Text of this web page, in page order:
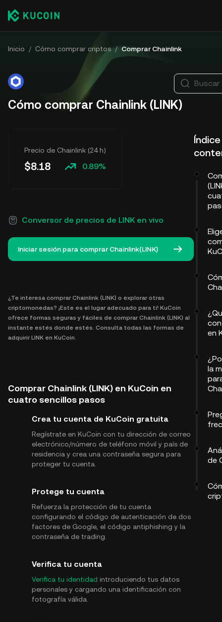
Inicio / Cómo comprar criptos / Comprar Chainlink
Cómo comprar Chainlink (LINK)
Precio de Chainlink (24 h)
$8.18 0.89%
Conversor de precios de LINK en vivo
Iniciar sesión para comprar Chainlink(LINK)
¿Te interesa comprar Chainlink (LINK) o explorar otras
criptomonedas? ¡Este es el lugar adecuado para ti! KuCoin
ofrece formas seguras y fáciles de comprar Chainlink (LINK) al
instante estés donde estés. Consulta todas las formas de
adquirir LINK en KuCoin.
Comprar Chainlink (LINK) en KuCoin en
cuatro sencillos pasos
Crea tu cuenta de KuCoin gratuita
Regístrate en KuCoin con tu dirección de correo
electrónico/número de teléfono móvil y país de
residencia y crea una contraseña segura para
proteger tu cuenta.
Protege tu cuenta
Refuerza la protección de tu cuenta
configurando el código de autenticación de dos
factores de Google, el código antiphishing y la
contraseña de trading.
Verifica tu cuenta
Verifica tu identidad introduciendo tus datos
personales y cargando una identificación con
fotografía válida.
con
en
la
de